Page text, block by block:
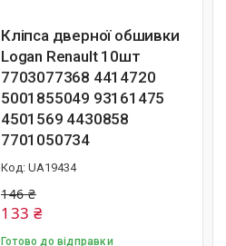
Кліпса дверної обшивки
Logan Renault 10шт
7703077368 4414720
5001855049 93161475
4501569 4430858
7701050734
UA19434
146 ₴
133 ₴
Готово до відправки